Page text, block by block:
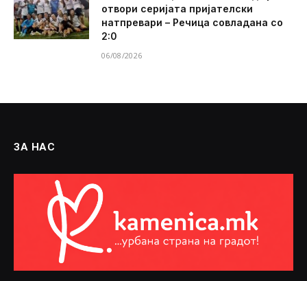
отвори серијата пријателски
натпревари – Речица совладана со
2:0
06/08/2026
ЗА НАС